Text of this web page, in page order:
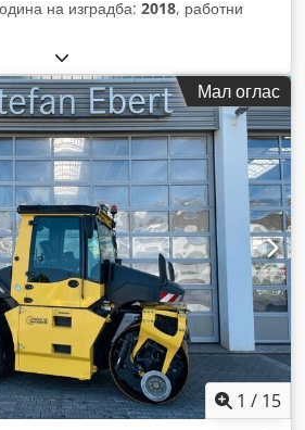
на изградба: 2018, работни
Мал оглас
1 / 15